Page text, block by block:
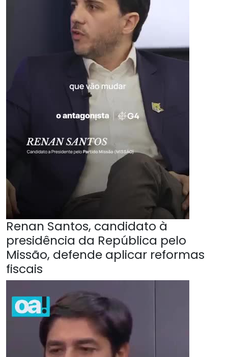
Renan Santos, candidato à
presidência da República pelo
Missão, defende aplicar reformas
fiscais